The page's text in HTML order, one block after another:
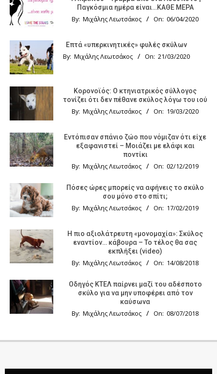
Παγκόσμια ημέρα είναι…ΚΑΘΕ ΜΕΡΑ
By: Μιχάλης Λεωτσάκος On: 06/04/2020
Επτά «υπερκινητικές» φυλές σκύλων
By: Μιχάλης Λεωτσάκος On: 21/03/2020
Κορονοϊός: Ο κτηνιατρικός σύλλογος
τονίζει ότι δεν πέθανε σκύλος λόγω του ιού
By: Μιχάλης Λεωτσάκος On: 19/03/2020
Εντόπισαν σπάνιο ζώο που νόμιζαν ότι είχε
εξαφανιστεί – Μοιάζει με ελάφι και
ποντίκι
By: Μιχάλης Λεωτσάκος On: 02/12/2019
Πόσες ώρες μπορείς να αφήνεις το σκύλο
σου μόνο στο σπίτι;
By: Μιχάλης Λεωτσάκος On: 17/02/2019
Η πιο αξιολάτρευτη «μονομαχία»: Σκύλος
εναντίον… κάβουρα – Το τέλος θα σας
εκπλήξει (video)
By: Μιχάλης Λεωτσάκος On: 14/08/2018
Οδηγός KTΕΛ παίρνει μαζί του αδέσποτο
σκύλο για να μην υποφέρει από τον
καύσωνα
By: Μιχάλης Λεωτσάκος On: 08/07/2018